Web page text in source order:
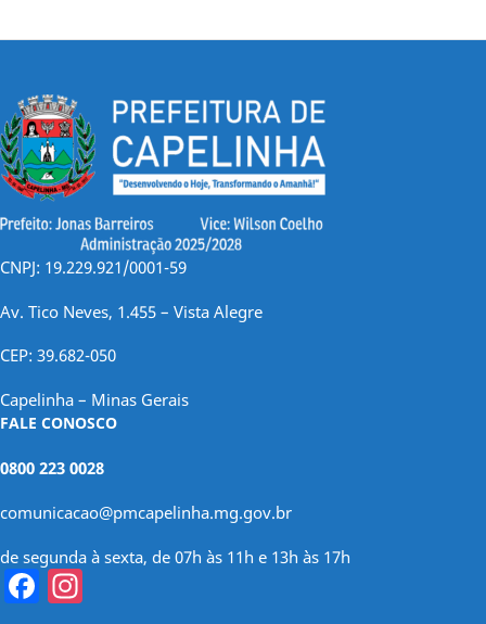
CNPJ: 19.229.921/0001-59
Av. Tico Neves, 1.455 – Vista Alegre
CEP: 39.682-050
Capelinha – Minas Gerais
FALE CONOSCO
0800 223 0028
comunicacao@pmcapelinha.mg.gov.br
de segunda à sexta, de 07h às 11h e 13h às 17h
Facebook